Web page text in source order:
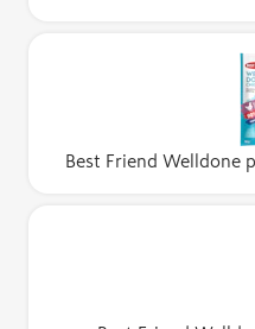
Best Friend Welldone